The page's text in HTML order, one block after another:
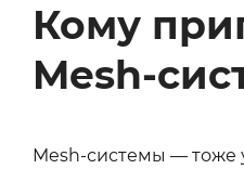
Кому
Mesh-
Mesh-системы — тоже